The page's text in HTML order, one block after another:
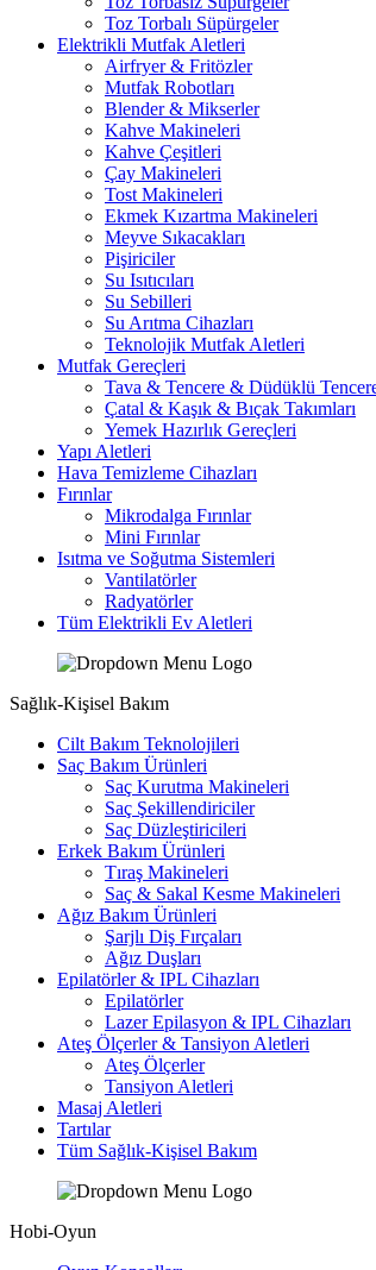
Toz Torbalı Süpürgeler
Elektrikli Mutfak Aletleri
Airfryer & Fritözler
Mutfak Robotları
Blender & Mikserler
Kahve Makineleri
Kahve Çeşitleri
Çay Makineleri
Tost Makineleri
Ekmek Kızartma Makineleri
Meyve Sıkacakları
Pişiriciler
Su Isıtıcıları
Su Sebilleri
Su Arıtma Cihazları
Teknolojik Mutfak Aletleri
Mutfak Gereçleri
Tava & Tencere & Düdüklü
Çatal & Kaşık & Bıçak Takımları
Yemek Hazırlık Gereçleri
Yapı Aletleri
Hava Temizleme Cihazları
Fırınlar
Mikrodalga Fırınlar
Mini Fırınlar
Isıtma ve Soğutma Sistemleri
Vantilatörler
Radyatörler
Tüm Elektrikli Ev Aletleri
Sağlık-Kişisel Bakım
Cilt Bakım Teknolojileri
Saç Bakım Ürünleri
Saç Kurutma Makineleri
Saç Şekillendiriciler
Saç Düzleştiricileri
Erkek Bakım Ürünleri
Tıraş Makineleri
Saç & Sakal Kesme Makineleri
Ağız Bakım Ürünleri
Şarjlı Diş Fırçaları
Ağız Duşları
Epilatörler & IPL Cihazları
Epilatörler
Lazer Epilasyon & IPL Cihazları
Ateş Ölçerler & Tansiyon Aletleri
Ateş Ölçerler
Tansiyon Aletleri
Masaj Aletleri
Tartılar
Tüm Sağlık-Kişisel Bakım
Hobi-Oyun